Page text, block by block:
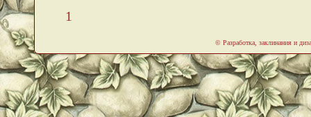
1
© Разработка, заклинания и